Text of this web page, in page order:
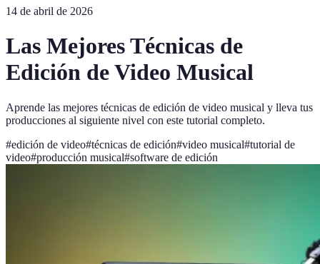
14 de abril de 2026
Las Mejores Técnicas de
Edición de Video Musical
Aprende las mejores técnicas de edición de video musical y lleva tus
producciones al siguiente nivel con este tutorial completo.
#edición de video#técnicas de edición#video musical#tutorial de
video#producción musical#software de edición